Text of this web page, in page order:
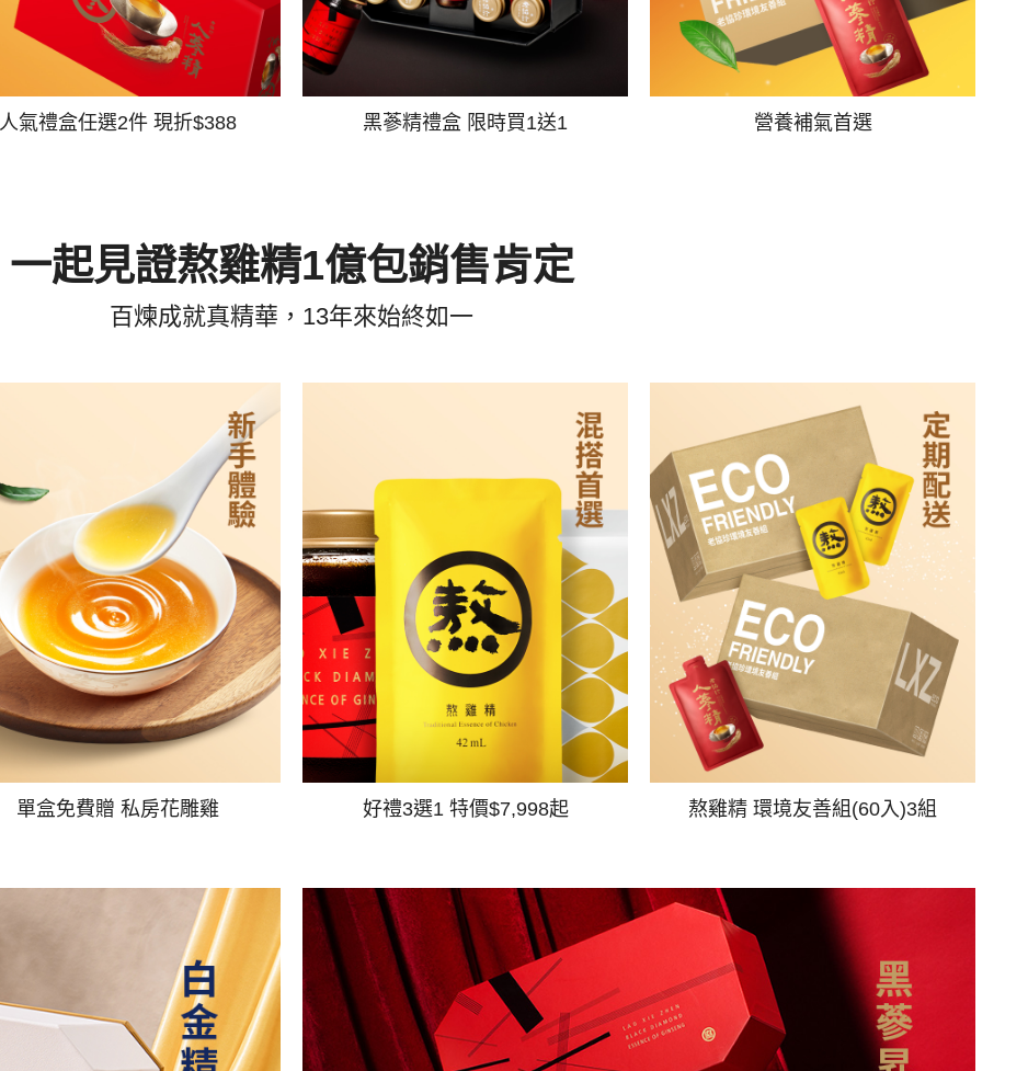
人氣禮盒任選2件 現折$388 黑蔘精禮盒 限時買1送1 營養補氣首選
一起見證熬雞精1億包銷售肯定
百煉成就真精華，13年來始終如一
單盒免費贈 私房花雕雞 好禮3選1 特價$7,998起 熬雞精 環境友善組(60入)3組